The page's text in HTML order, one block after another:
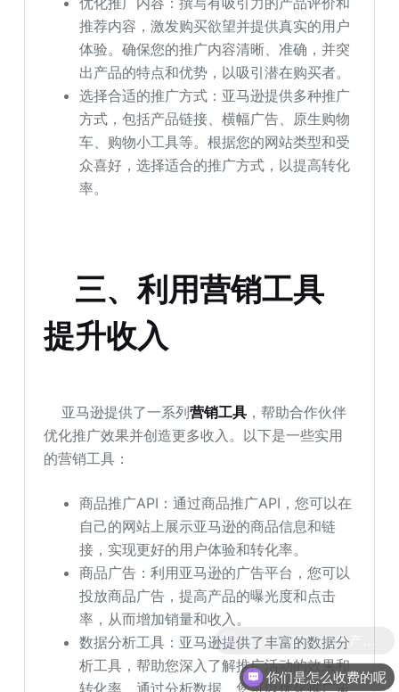
推荐内容，激发购买欲望并提供真实的用户
体验。确保您的推广内容清晰、准确，并突
出产品的特点和优势，以吸引潜在购买者。
选择合适的推广方式：亚马逊提供多种推广
方式，包括产品链接、横幅广告、原生购物
车、购物小工具等。根据您的网站类型和受
众喜好，选择适合的推广方式，以提高转化
率。
三、利用营销工具
提升收入
亚马逊提供了一系列营销工具 ，帮助合作伙伴
优化推广效果并创造更多收入。以下是一些实用
的营销工具：
商品推广API：通过商品推广API，您可以在
自己的网站上展示亚马逊的商品信息和链
接，实现更好的用户体验和转化率。
商品广告：利用亚马逊的广告平台，您可以
投放商品广告，提高产品的曝光度和点击
率，从而增加销量和收入。
数据分析工具：亚马逊提供了丰富的数据分
析工具，帮助您深入了解推广活动的效果和
转化率。通过分析数据，您可以优化推广策
你们是怎么收费的呢